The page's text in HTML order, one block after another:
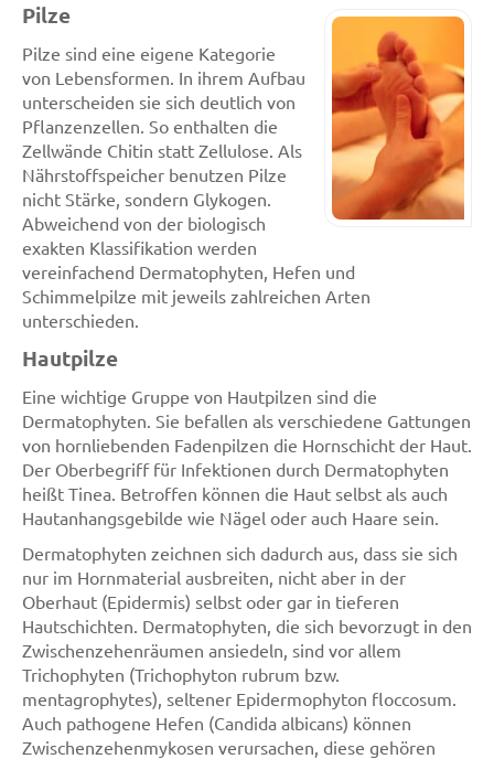
Pilze
Pilze sind eine eigene Kategorie
von Lebensformen. In ihrem Aufbau
unterscheiden sie sich deutlich von
Pflanzenzellen. So enthalten die
Zellwände Chitin statt Zellulose. Als
Nährstoffspeicher benutzen Pilze
nicht Stärke, sondern Glykogen.
Abweichend von der biologisch
exakten Klassifikation werden
vereinfachend Dermatophyten, Hefen und
Schimmelpilze mit jeweils zahlreichen Arten
unterschieden.
Hautpilze
Eine wichtige Gruppe von Hautpilzen sind die
Dermatophyten. Sie befallen als verschiedene Gattungen
von hornliebenden Fadenpilzen die Hornschicht der Haut.
Der Oberbegriff für Infektionen durch Dermatophyten
heißt Tinea. Betroffen können die Haut selbst als auch
Hautanhangsgebilde wie Nägel oder auch Haare sein.
Dermatophyten zeichnen sich dadurch aus, dass sie sich
nur im Hornmaterial ausbreiten, nicht aber in der
Oberhaut (Epidermis) selbst oder gar in tieferen
Hautschichten. Dermatophyten, die sich bevorzugt in den
Zwischenzehenräumen ansiedeln, sind vor allem
Trichophyten (Trichophyton rubrum bzw.
mentagrophytes), seltener Epidermophyton floccosum.
Auch pathogene Hefen (Candida albicans) können
Zwischenzehenmykosen verursachen, diese gehören